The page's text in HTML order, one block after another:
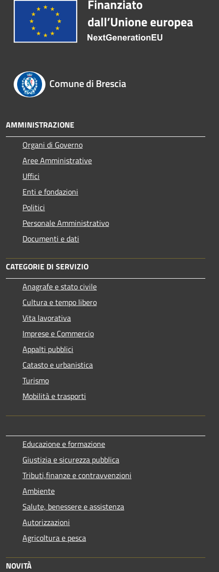
Comune di Brescia
AMMINISTRAZIONE
Organi di Governo
Aree Amministrative
Uffici
Enti e fondazioni
Politici
Personale Amministrativo
Documenti e dati
CATEGORIE DI SERVIZIO
Anagrafe e stato civile
Cultura e tempo libero
Vita lavorativa
Imprese e Commercio
Appalti pubblici
Catasto e urbanistica
Turismo
Mobilità e trasporti
Educazione e formazione
Giustizia e sicurezza pubblica
Tributi,finanze e contravvenzioni
Ambiente
Salute, benessere e assistenza
Autorizzazioni
Agricoltura e pesca
NOVITÀ